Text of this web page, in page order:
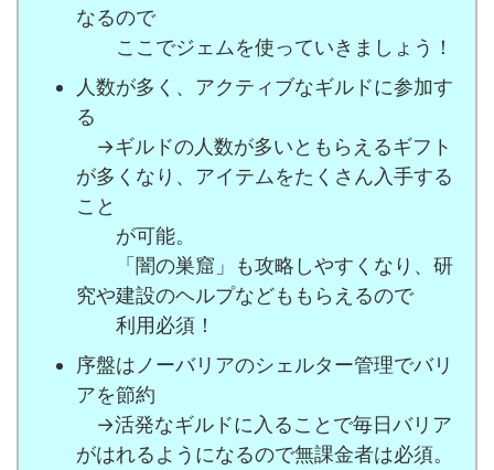
なるので
ここでジェムを使っていきましょう！
人数が多く、アクティブなギルドに参加す
る
→ギルドの人数が多いともらえるギフト
が多くなり、アイテムをたくさん入手する
こと
が可能。
「闇の巣窟」も攻略しやすくなり、研
究や建設のヘルプなどももらえるので
利用必須！
序盤はノーバリアのシェルター管理でバリ
アを節約
→活発なギルドに入ることで毎日バリア
がはれるようになるので無課金者は必須。